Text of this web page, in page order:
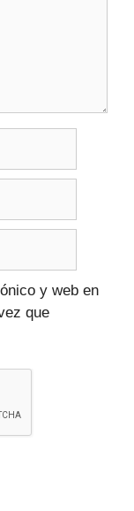
y web en
que